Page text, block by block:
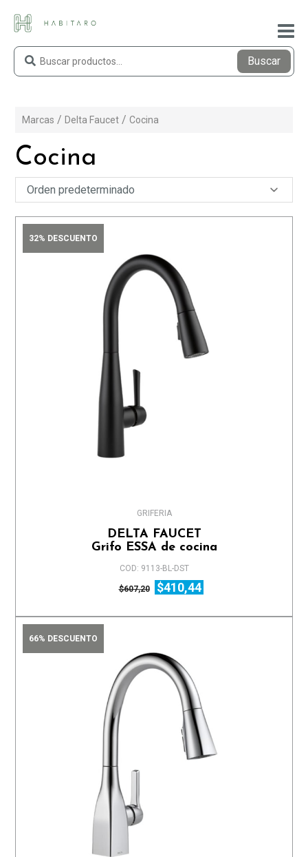
Buscar
Marcas Delta Faucet Cocina
Cocina
GRIFERIA
DELTA FAUCET
Grifo ESSA de cocina
COD: 9113-BL-DST
$607,20 $410,44
32% DESCUENTO
66% DESCUENTO